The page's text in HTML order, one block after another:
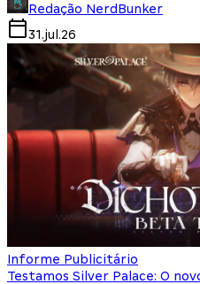
Redação NerdBunker
31.jul.26
Informe Publicitário
Testamos Silver Palace: O